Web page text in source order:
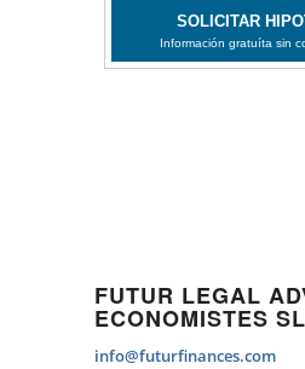
FUTUR LEGAL
ECONOMISTES
info@futurfinances.com